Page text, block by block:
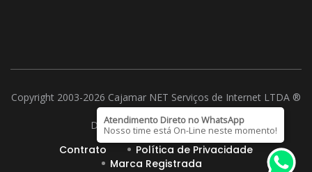
Copyright 2003-2026 Cajamar NET Serviços de Internet LTDA ®
CNPJ: 15.221.026/0001-37
D-U-N-S Number 901254899
Contrato
Política de Privacidade
Marca Registrada
Atendimento Direto no WhatsApp
Nosso time está On-Line neste momento!